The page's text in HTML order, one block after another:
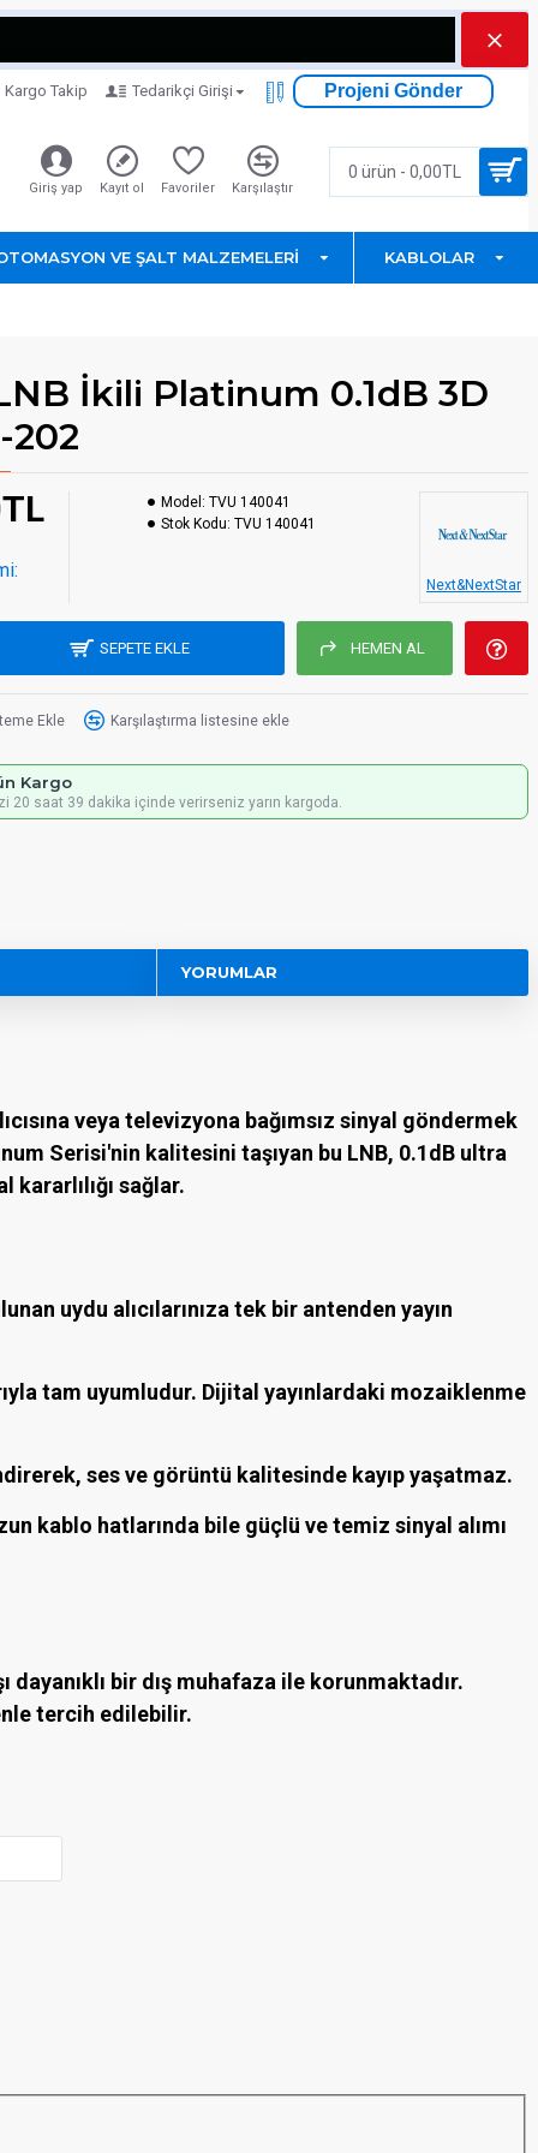
Kargo Takip Tedarikçi Girişi Projeni Gönder
Giriş yap Kayıt ol Favoriler Karşılaştır
0 ürün - 0,00TL
VE ŞALT MALZEMELERI KABLOLAR
İkili Platinum 0.1dB 3D
202
Model: TVU 140041
Stok Kodu: TVU 140041
Next&NextStar
SEPETE EKLE HEMEN AL
Ekle Karşılaştırma listesine ekle
Kargo
20 saat 39 dakika içinde verirseniz yarın kargoda.
YORUMLAR
veya televizyona bağımsız sinyal göndermek
Serisi'nin kalitesini taşıyan bu LNB, 0.1dB ultra
kararlılığı sağlar.
uydu alıcılarınıza tek bir antenden yayın
tam uyumludur. Dijital yayınlardaki mozaiklenme
ses ve görüntü kalitesinde kayıp yaşatmaz.
kablo hatlarında bile güçlü ve temiz sinyal alımı
bir dış muhafaza ile korunmaktadır.
tercih edilebilir.